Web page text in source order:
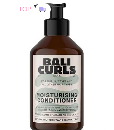
890 грн
Bali curls moisturising
conditioner зволожуючий
кондиціонер
250 мл